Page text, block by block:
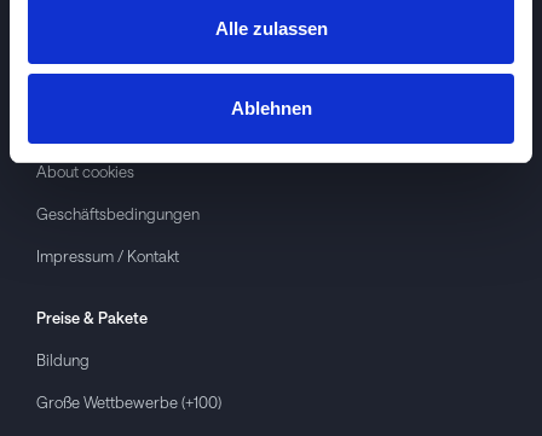
Alle zulassen
Ablehnen
About cookies
Geschäftsbedingungen
Impressum / Kontakt
Preise & Pakete
Bildung
Große Wettbewerbe (+100)